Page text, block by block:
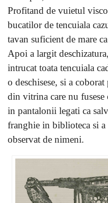
Profitand de vuietul
bucatilor de tencuiala
tavan suficient de mare
Apoi a largit
intrucat toata tencuiala
o deschisese, si a coborat
din vitrina care nu fusese
in pantalonii legati ca
franghie in biblioteca si a
observat de nimeni.